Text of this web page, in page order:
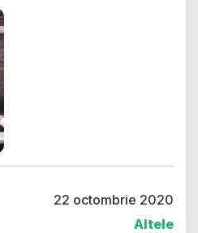
22 octombrie 2020
Altele